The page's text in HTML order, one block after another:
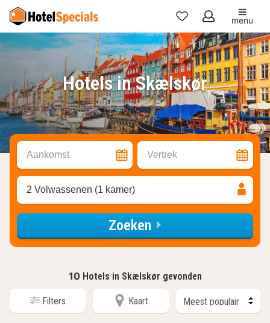
Mijn
favorieten
menu
Hotels in Skælskør
Aankomst Vertrek
2 Volwassenen (1 kamer)
Zoeken
10 Hotels in Skælskør gevonden
Filters Kaart